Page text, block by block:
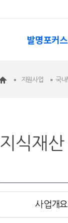
발명포커스
지원사업 국
지식재
사업개요